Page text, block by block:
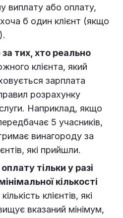
виплату або оплату,
б один клієнт (якщо
тих, хто реально
клієнта, який
зарплата
розрахунку
Наприклад, якщо
5 учасників,
винагороду за
які прийшли.
тільки у разі
кількості
клієнтів, які
вказаний мінімум,